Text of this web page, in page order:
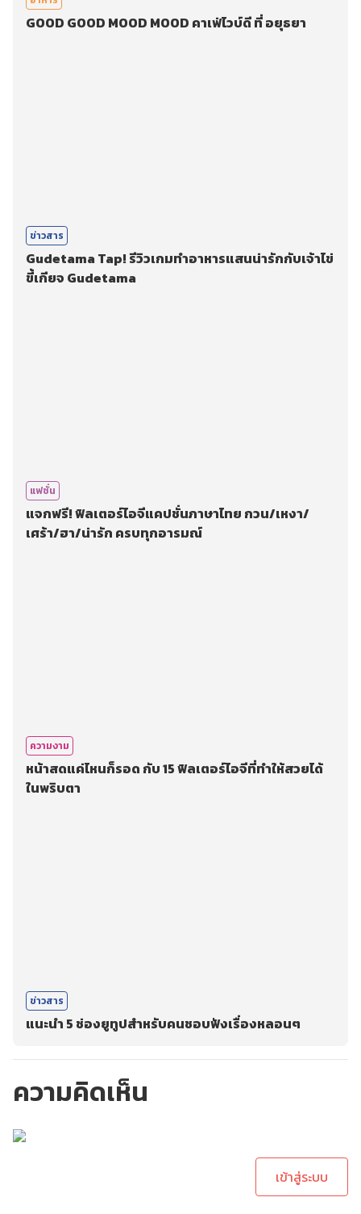
GOOD GOOD MOOD MOOD คาเฟ่ไวบ์ดี ที่ อยุธยา
ข่าวสาร
Gudetama Tap! รีวิวเกมทำอาหารแสนน่ารักกับเจ้าไข่
ขี้เกียจ Gudetama
แฟชั่น
แจกฟรี! ฟิลเตอร์ไอจีแคปชั่นภาษาไทย กวน/เหงา/
เศร้า/ฮา/น่ารัก ครบทุกอารมณ์
ความงาม
หน้าสดแค่ไหนก็รอด กับ 15 ฟิลเตอร์ไอจีที่ทำให้สวยได้
ในพริบตา
ข่าวสาร
แนะนำ 5 ช่องยูทูปสำหรับคนชอบฟังเรื่องหลอนๆ
ความคิดเห็น
เข้าสู่ระบบ